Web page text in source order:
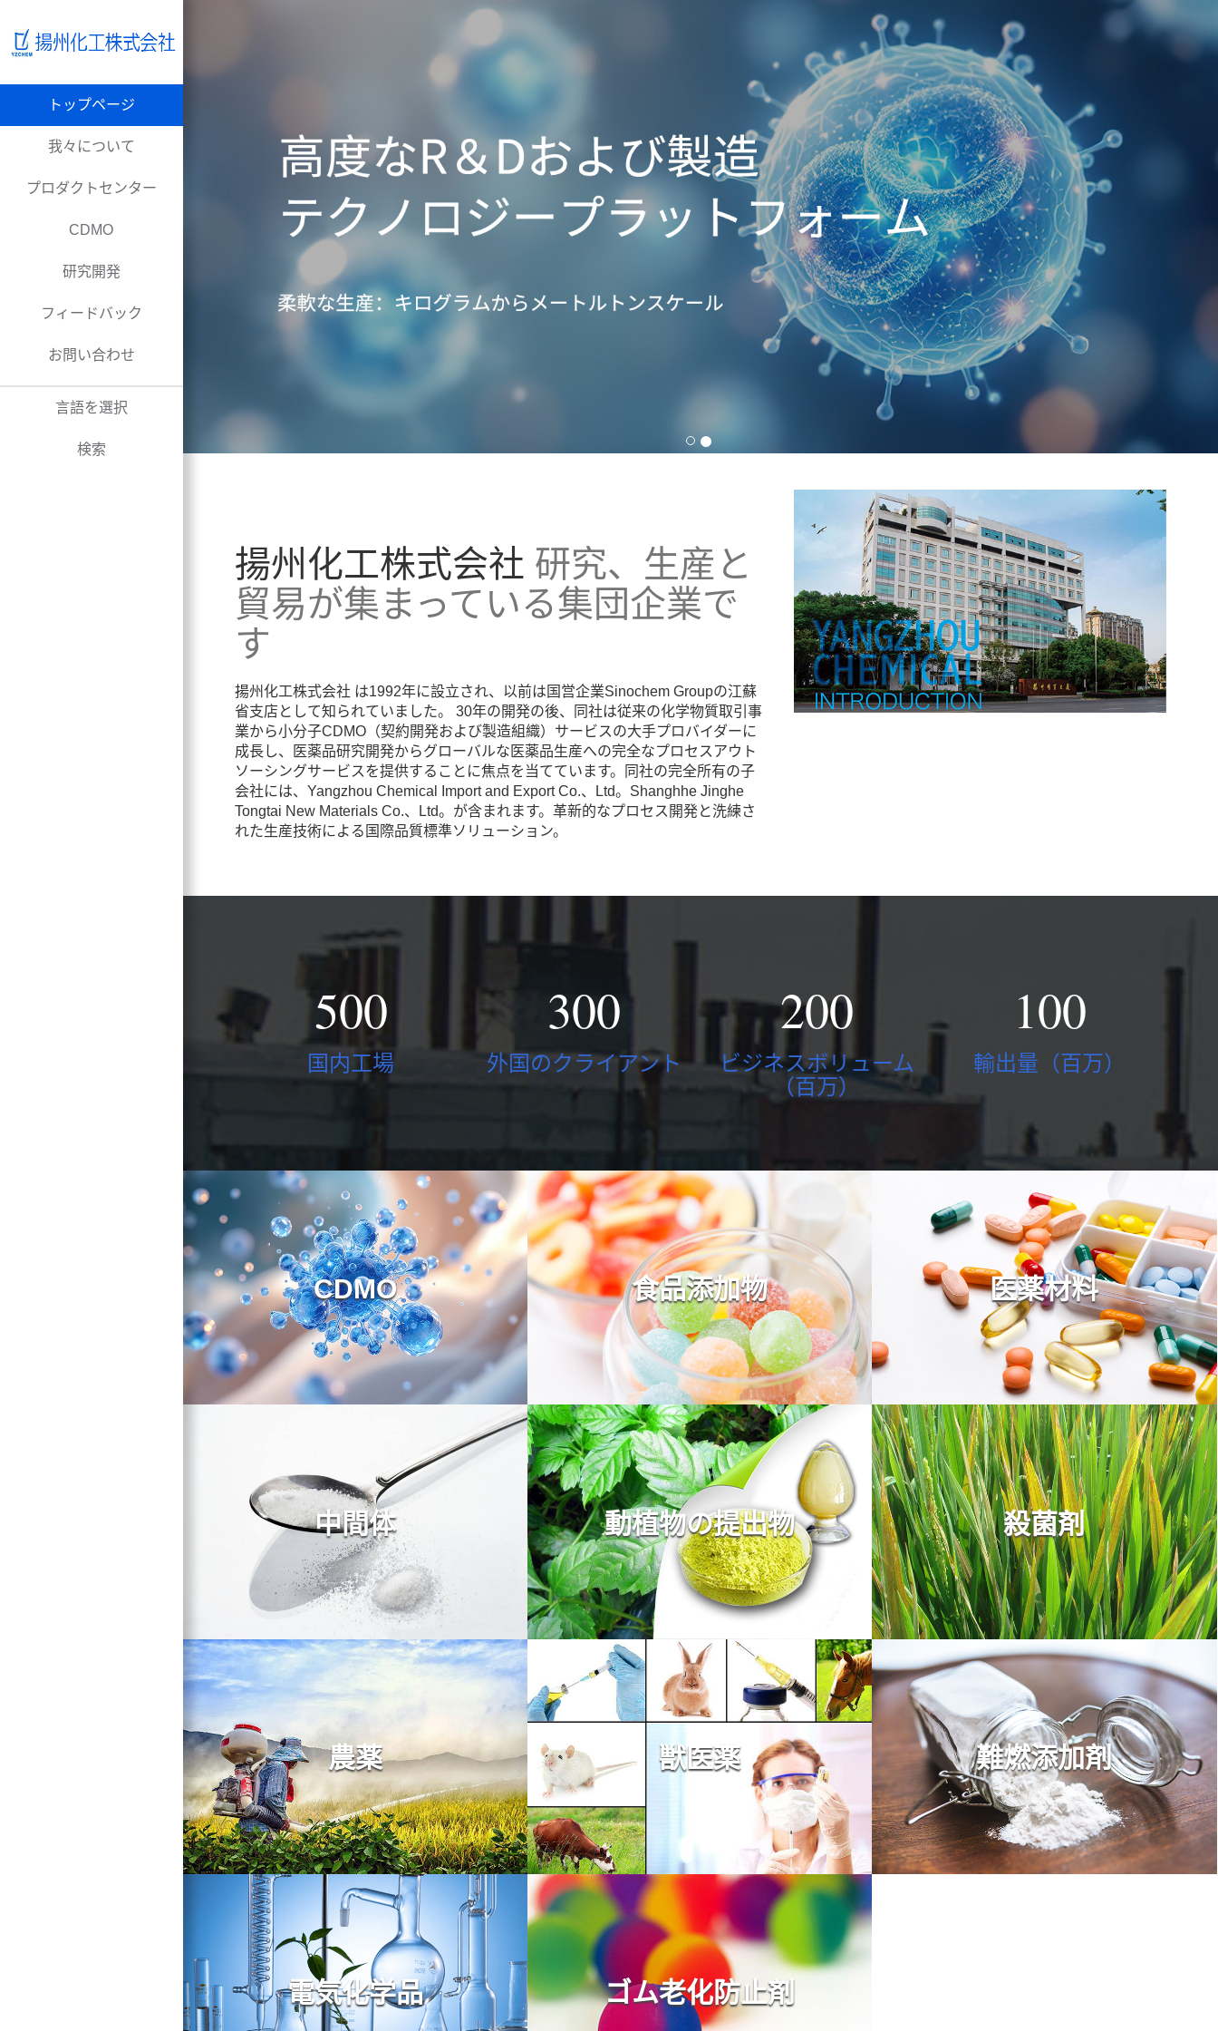
トップページ
我々について
プロダクトセンター
CDMO
研究開発
フィードバック
お問い合わせ
言語を選択
検索
揚州化工株式会社 研究、生産と
貿易が集まっている集団企業で
す
揚州化工株式会社 は1992年に設立され、以前は国営企業Sinochem Groupの江蘇
省支店として知られていました。 30年の開発の後、同社は従来の化学物質取引事
業から小分子CDMO（契約開発および製造組織）サービスの大手プロバイダーに
成長し、医薬品研究開発からグローバルな医薬品生産への完全なプロセスアウト
ソーシングサービスを提供することに焦点を当てています。同社の完全所有の子
会社には、Yangzhou Chemical Import and Export Co.、Ltd。Shanghhe Jinghe
Tongtai New Materials Co.、Ltd。が含まれます。革新的なプロセス開発と洗練さ
れた生産技術による国際品質標準ソリューション。
500
国内工場
300
外国のクライアント
200
ビジネスボリューム
（百万）
100
輸出量（百万）
CDMO 食品添加物 医薬材料
中間体 動植物の提出物 殺菌剤
農薬 獣医薬 難燃添加剤
電気化学品 ゴム老化防止剤